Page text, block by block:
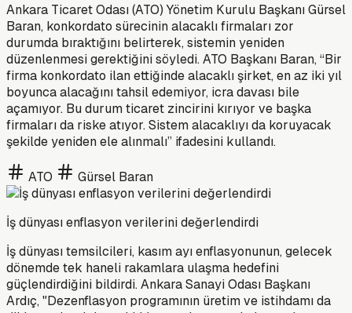
Ankara Ticaret Odası (ATO) Yönetim Kurulu Başkanı Gürsel
Baran, konkordato sürecinin alacaklı firmaları zor
durumda bıraktığını belirterek, sistemin yeniden
düzenlenmesi gerektiğini söyledi. ATO Başkanı Baran, “Bir
firma konkordato ilan ettiğinde alacaklı şirket, en az iki yıl
boyunca alacağını tahsil edemiyor, icra davası bile
açamıyor. Bu durum ticaret zincirini kırıyor ve başka
firmaları da riske atıyor. Sistem alacaklıyı da koruyacak
şekilde yeniden ele alınmalı” ifadesini kullandı.
ATO Gürsel Baran
İş dünyası enflasyon verilerini değerlendirdi
İş dünyası temsilcileri, kasım ayı enflasyonunun, gelecek
dönemde tek haneli rakamlara ulaşma hedefini
güçlendirdiğini bildirdi. Ankara Sanayi Odası Başkanı
Ardıç, "Dezenflasyon programının üretim ve istihdamı da